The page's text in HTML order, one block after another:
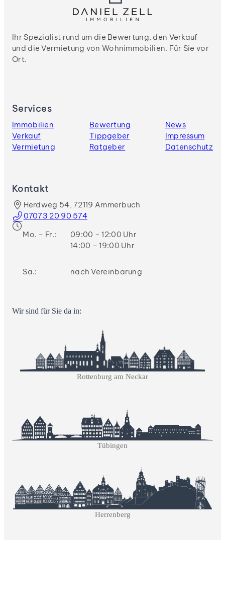
Ihr Spezialist rund um die Bewertung, den Verkauf
und die Vermietung von Wohnimmobilien. Für Sie vor
Ort.
Services
Immobilien
Verkauf
Vermietung
Bewertung
Tippgeber
Ratgeber
News
Impressum
Datenschutz
Kontakt
Herdweg 54, 72119 Ammerbuch
07073 20 90 574
Mo. – Fr.:
09:00 – 12:00 Uhr
14:00 – 19:00 Uhr
Sa.: nach Vereinbarung
Wir sind für Sie da in:
Rottenburg am Neckar
Tübingen
Herrenberg